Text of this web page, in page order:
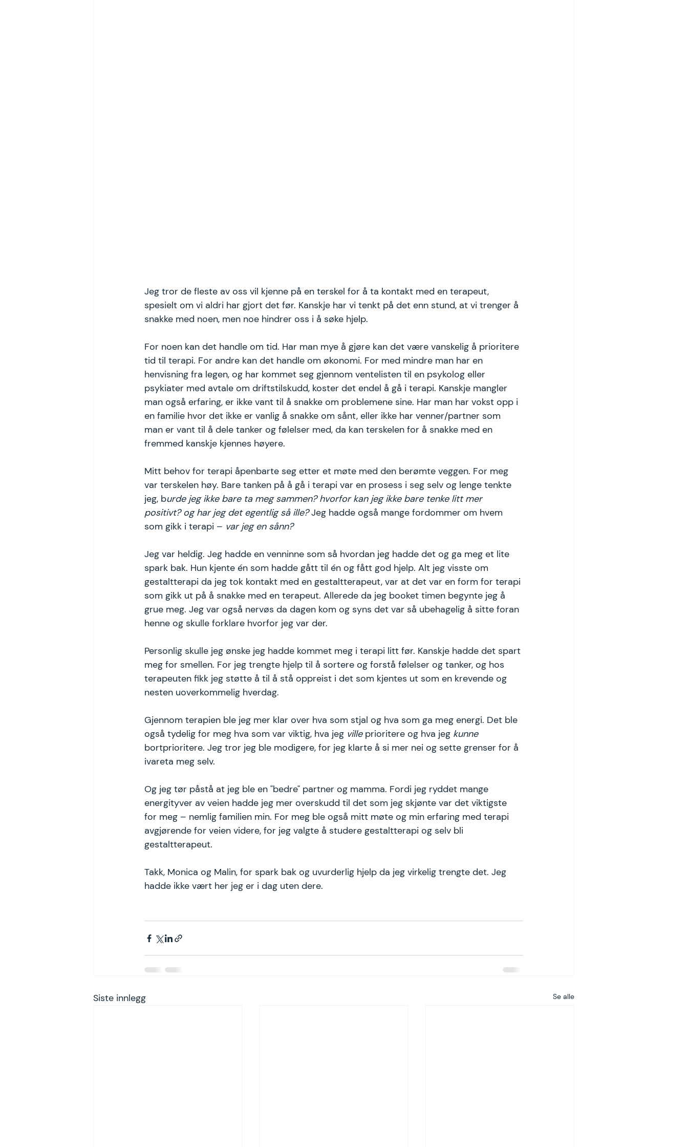
Jeg tror de fleste av oss vil kjenne på en terskel for å ta kontakt med en terapeut,
spesielt om vi aldri har gjort det før. Kanskje har vi tenkt på det enn stund, at vi trenger å
snakke med noen, men noe hindrer oss i å søke hjelp.
For noen kan det handle om tid. Har man mye å gjøre kan det være vanskelig å prioritere
tid til terapi. For andre kan det handle om økonomi. For med mindre man har en
henvisning fra legen, og har kommet seg gjennom ventelisten til en psykolog eller
psykiater med avtale om driftstilskudd, koster det endel å gå i terapi. Kanskje mangler
man også erfaring, er ikke vant til å snakke om problemene sine. Har man har vokst opp i
en familie hvor det ikke er vanlig å snakke om sånt, eller ikke har venner/partner som
man er vant til å dele tanker og følelser med, da kan terskelen for å snakke med en
fremmed kanskje kjennes høyere.
Mitt behov for terapi åpenbarte seg etter et møte med den berømte veggen. For meg
var terskelen høy. Bare tanken på å gå i terapi var en prosess i seg selv og lenge tenkte
jeg, burde jeg ikke bare ta meg sammen? hvorfor kan jeg ikke bare tenke litt mer
positivt? og har jeg det egentlig så ille? Jeg hadde også mange fordommer om hvem
som gikk i terapi – var jeg en sånn?
Jeg var heldig. Jeg hadde en venninne som så hvordan jeg hadde det og ga meg et lite
spark bak. Hun kjente én som hadde gått til én og fått god hjelp. Alt jeg visste om
gestaltterapi da jeg tok kontakt med en gestaltterapeut, var at det var en form for terapi
som gikk ut på å snakke med en terapeut. Allerede da jeg booket timen begynte jeg å
grue meg. Jeg var også nervøs da dagen kom og syns det var så ubehagelig å sitte foran
henne og skulle forklare hvorfor jeg var der.
Personlig skulle jeg ønske jeg hadde kommet meg i terapi litt før. Kanskje hadde det spart
meg for smellen. For jeg trengte hjelp til å sortere og forstå følelser og tanker, og hos
terapeuten fikk jeg støtte å til å stå oppreist i det som kjentes ut som en krevende og
nesten uoverkommelig hverdag.
Gjennom terapien ble jeg mer klar over hva som stjal og hva som ga meg energi. Det ble
også tydelig for meg hva som var viktig, hva jeg ville prioritere og hva jeg kunne
bortprioritere. Jeg tror jeg ble modigere, for jeg klarte å si mer nei og sette grenser for å
ivareta meg selv.
Og jeg tør påstå at jeg ble en "bedre" partner og mamma. Fordi jeg ryddet mange
energityver av veien hadde jeg mer overskudd til det som jeg skjønte var det viktigste
for meg – nemlig familien min. For meg ble også mitt møte og min erfaring med terapi
avgjørende for veien videre, for jeg valgte å studere gestaltterapi og selv bli
gestaltterapeut.
Takk, Monica og Malin, for spark bak og uvurderlig hjelp da jeg virkelig trengte det. Jeg
hadde ikke vært her jeg er i dag uten dere.
Siste innlegg Se alle